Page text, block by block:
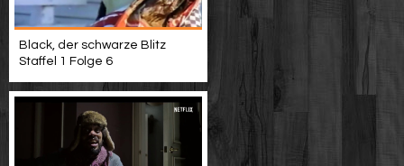
Black, der schwarze Blitz
Staffel 1 Folge 6